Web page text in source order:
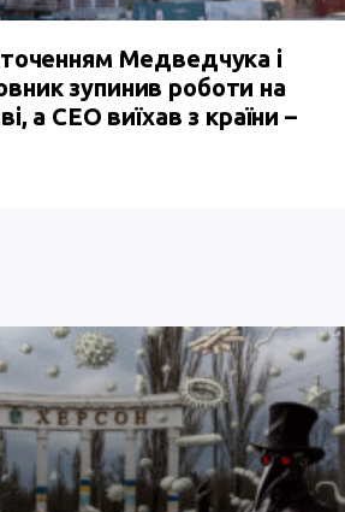
Медведчука і
зупинив роботи на
а СЕО виїхав з країни –